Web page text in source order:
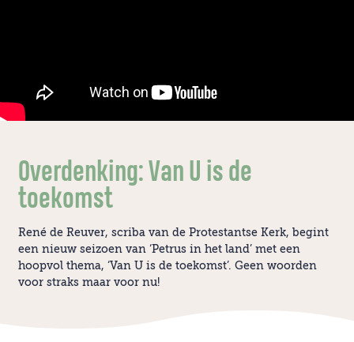
Overdenking: Van U is de
toekomst
René de Reuver, scriba van de Protestantse Kerk, begint
een nieuw seizoen van ‘Petrus in het land’ met een
hoopvol thema, ‘Van U is de toekomst’. Geen woorden
voor straks maar voor nu!